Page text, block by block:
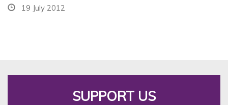
19 July 2012
SUPPORT US